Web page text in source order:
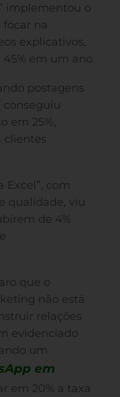
implementou o
na
explicativos,
em um ano.
postagens
conseguiu
em 25%,
clientes
Excel”, com
qualidade, viu
de 4%
que o
não está
relações
evidenciado
um
em
em 20% a taxa